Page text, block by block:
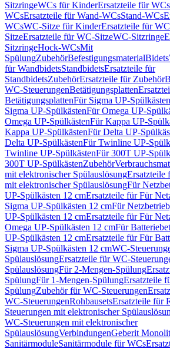
SitzringeWCs für KinderErsatzteile für
WCsErsatzteile für Wand-WCsStand-WCs
WCsWC-Sitze für KinderErsatzteile für
SitzeErsatzteile für WC-SitzeWC-Sitzringe
SitzringeHock-WCsMit
SpülungZubehörBefestigungsmaterialBidets
für WandbidetsStandbidetsErsatzteile für
StandbidetsZubehörErsatzteile für Zubehör
WC-SteuerungenBetätigungsplatten
BetätigungsplattenFür Sigma UP-Spülkästen
Sigma UP-SpülkästenFür Omega UP-
Omega UP-SpülkästenFür Kappa UP-
Kappa UP-SpülkästenFür Delta UP-
Delta UP-SpülkästenFür Twinline UP-
Twinline UP-SpülkästenFür 300T UP-
300T UP-SpülkästenZubehör
mit elektronischer SpülauslösungErsatzteile
mit elektronischer SpülauslösungFür
UP-Spülkästen 12 cmErsatzteile für Für
Sigma UP-Spülkästen 12 cmFür
UP-Spülkästen 12 cmErsatzteile für Für
Omega UP-Spülkästen 12 cmFür
UP-Spülkästen 12 cmErsatzteile für Für
Sigma UP-Spülkästen 12 cmWC-
SpülauslösungErsatzteile für WC-
SpülauslösungFür 2-Mengen-Spülung
SpülungFür 1-Mengen-SpülungErsatzteile
SpülungZubehör für WC-Steuerungen
WC-SteuerungenRohbausetsErsatzteile für
Steuerungen mit elektronischer
WC-Steuerungen mit elektronischer
SpülauslösungVerbindungenGeberit
SanitärmoduleSanitärmodule für WCs